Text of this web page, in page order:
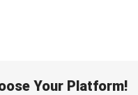
Your Platform!